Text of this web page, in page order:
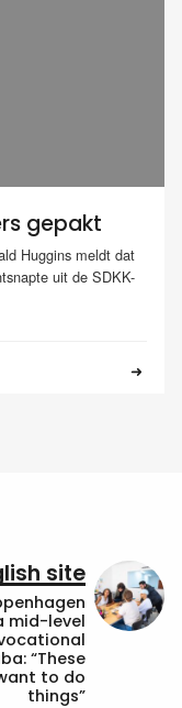
gepakt
Huggins meldt dat
uit de SDKK-
site
mid-level
“These
to do
things”